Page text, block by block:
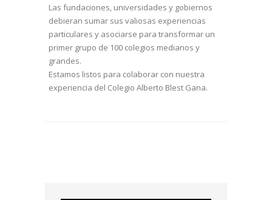
Las fundaciones, universidades y gobiernos
debieran sumar sus valiosas experiencias
particulares y asociarse para transformar un
primer grupo de 100 colegios medianos y
grandes.
Estamos listos para colaborar con nuestra
experiencia del Colegio Alberto Blest Gana.